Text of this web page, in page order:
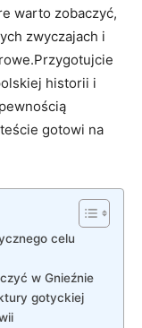
warto zobaczyć,⁤
zwyczajach i
historii i
gotowi na
celu
w Gnieźnie
gotyckiej